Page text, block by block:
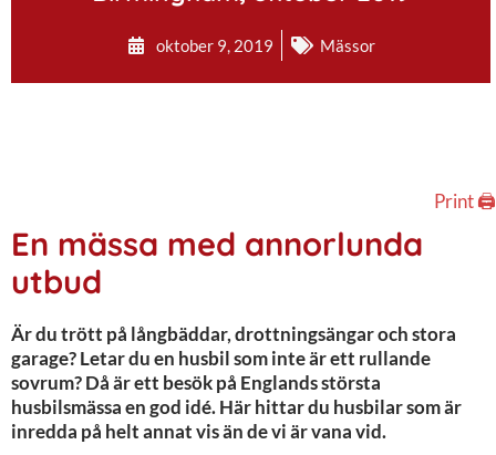
oktober 9, 2019 Mässor
Print 🖨
En mässa med annorlunda
utbud
Är du trött på långbäddar, drottningsängar och stora
garage? Letar du en husbil som inte är ett rullande
sovrum? Då är ett besök på Englands största
husbilsmässa en god idé. Här hittar du husbilar som är
inredda på helt annat vis än de vi är vana vid.